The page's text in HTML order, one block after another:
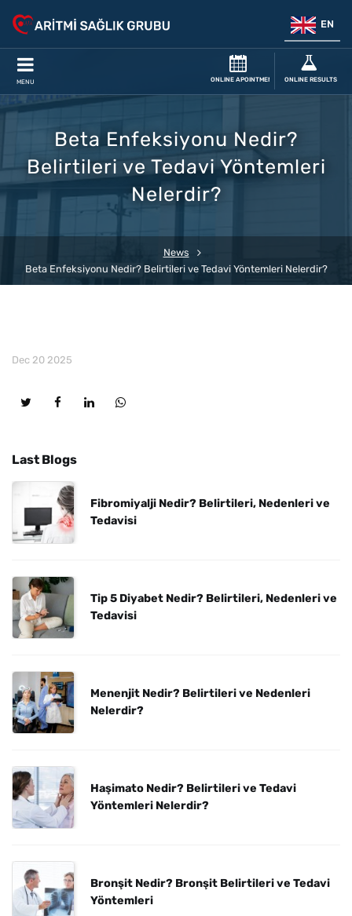
EN
MENU ONLINE APOINTMENT ONLINE RESULTS
Beta Enfeksiyonu Nedir?
Belirtileri ve Tedavi Yöntemleri
Nelerdir?
News
Beta Enfeksiyonu Nedir? Belirtileri ve Tedavi Yöntemleri Nelerdir?
Dec 20 2025
Last Blogs
Fibromiyalji Nedir? Belirtileri, Nedenleri ve
Tedavisi
Tip 5 Diyabet Nedir? Belirtileri, Nedenleri ve
Tedavisi
Menenjit Nedir? Belirtileri ve Nedenleri
Nelerdir?
Haşimato Nedir? Belirtileri ve Tedavi
Yöntemleri Nelerdir?
Bronşit Nedir? Bronşit Belirtileri ve Tedavi
Yöntemleri